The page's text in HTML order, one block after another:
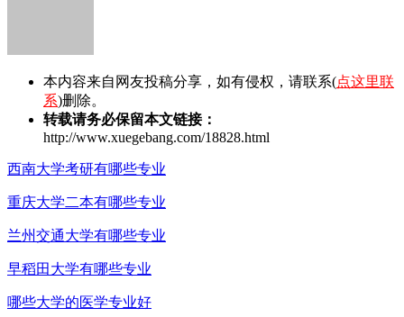
本内容来自网友投稿分享，如有侵权，请联系(点这里联
系)删除。
转载请务必保留本文链接：
http://www.xuegebang.com/18828.html
西南大学考研有哪些专业
重庆大学二本有哪些专业
兰州交通大学有哪些专业
早稻田大学有哪些专业
哪些大学的医学专业好